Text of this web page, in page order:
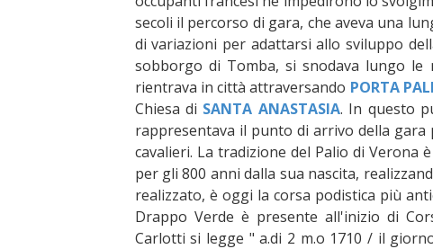
secoli il percorso di gara, che aveva una
di variazioni per adattarsi allo sviluppo
sobborgo di Tomba, si snodava lungo le
rientrava in città attraversando PORTA
Chiesa di SANTA ANASTASIA. In questo
rappresentava il punto di arrivo della
cavalieri. La tradizione del Palio di Verona
per gli 800 anni dalla sua nascita,
realizzato, è oggi la corsa podistica più
Drappo Verde è presente all'inizio di
Carlotti si legge " a.di 2 m.o 1710 / il